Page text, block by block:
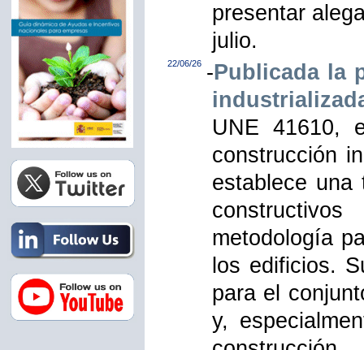
presentar
julio.
22/06/26 -Publicada la
UNE 41610,
construcción
establece una
metodología
los edificios.
para el
y,